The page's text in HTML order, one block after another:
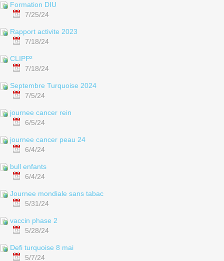
Formation DIU
7/25/24
Rapport activite 2023
7/18/24
CLIPP²
7/18/24
Septembre Turquoise 2024
7/5/24
journee cancer rein
6/5/24
journee cancer peau 24
6/4/24
bull enfants
6/4/24
Journee mondiale sans tabac
5/31/24
vaccin phase 2
5/28/24
Defi turquoise 8 mai
5/7/24